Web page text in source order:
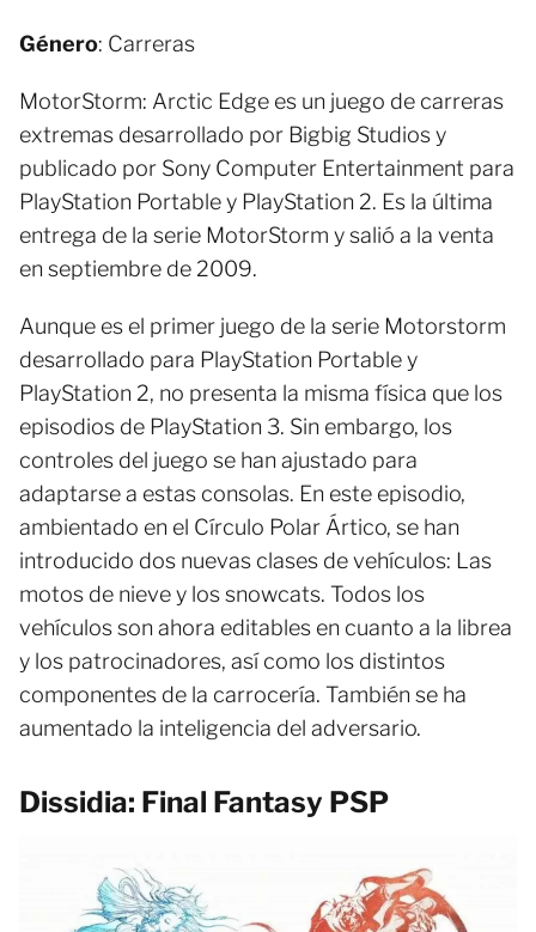
Género: Carreras
MotorStorm: Arctic Edge es un juego de carreras
extremas desarrollado por Bigbig Studios y
publicado por Sony Computer Entertainment para
PlayStation Portable y PlayStation 2. Es la última
entrega de la serie MotorStorm y salió a la venta
en septiembre de 2009.
Aunque es el primer juego de la serie Motorstorm
desarrollado para PlayStation Portable y
PlayStation 2, no presenta la misma física que los
episodios de PlayStation 3. Sin embargo, los
controles del juego se han ajustado para
adaptarse a estas consolas. En este episodio,
ambientado en el Círculo Polar Ártico, se han
introducido dos nuevas clases de vehículos: Las
motos de nieve y los snowcats. Todos los
vehículos son ahora editables en cuanto a la librea
y los patrocinadores, así como los distintos
componentes de la carrocería. También se ha
aumentado la inteligencia del adversario.
Dissidia: Final Fantasy PSP